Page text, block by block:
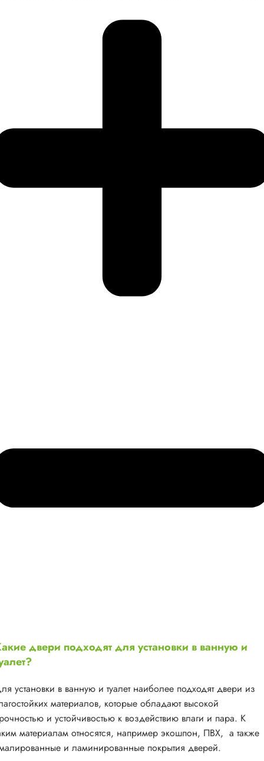
двери подходят для установки в ванную и
установки в ванную и туалет наиболее подходят двери из
материалов, которые обладают высокой
и устойчивостью к воздействию влаги и пара. К
материалам относятся, например экошпон, ПВХ, а также
и ламинированные покрытия дверей.